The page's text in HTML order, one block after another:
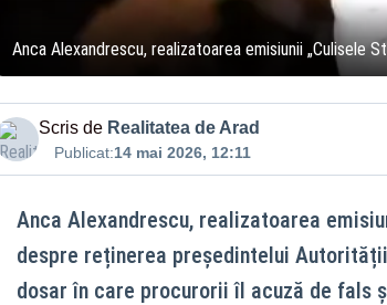
Anca Alexandrescu, realizatoarea emisiunii „Culisele
Scris de Realitatea de Arad
Publicat:14 mai 2026, 12:11
Anca Alexandrescu, realizatoarea
despre reținerea președintelui
dosar în care procurorii îl acuză de fals